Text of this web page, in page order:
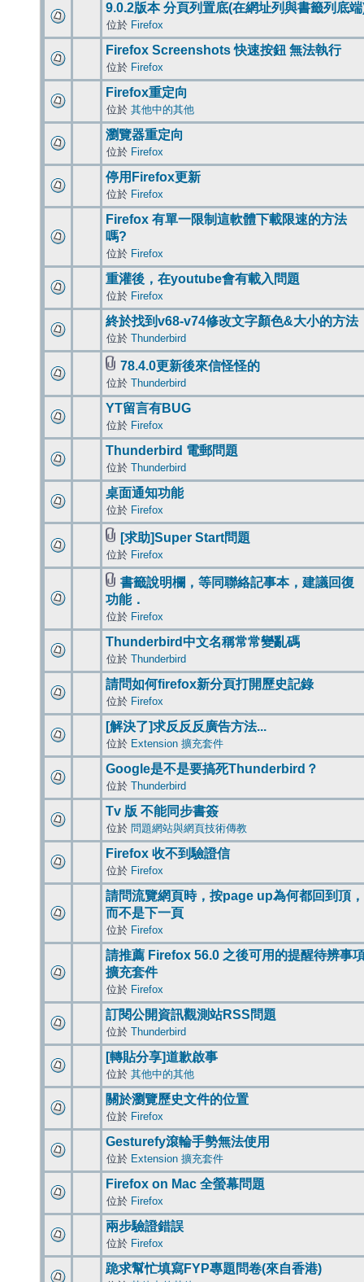
9.0.2版本 分頁列置底(在網址列與書籤列底
位於 Firefox
Firefox Screenshots 快速按鈕 無法執行
位於 Firefox
Firefox重定向
位於 其他中的其他
瀏覽器重定向
位於 Firefox
停用Firefox更新
位於 Firefox
Firefox 有單一限制這軟體下載限速的方法
嗎?
位於 Firefox
重灌後，在youtube會有載入問題
位於 Firefox
終於找到v68-v74修改文字顏色&大小的方法
位於 Thunderbird
78.4.0更新後來信怪怪的
位於 Thunderbird
YT留言有BUG
位於 Firefox
Thunderbird 電郵問題
位於 Thunderbird
桌面通知功能
位於 Firefox
[求助]Super Start問題
位於 Firefox
書籤說明欄，等同聯絡記事本，建議回復
功能．
位於 Firefox
Thunderbird中文名稱常常變亂碼
位於 Thunderbird
請問如何firefox新分頁打開歷史記錄
位於 Firefox
[解決了]求反反反廣告方法...
位於 Extension 擴充套件
Google是不是要搞死Thunderbird？
位於 Thunderbird
Tv 版 不能同步書簽
位於 問題網站與網頁技術傳教
Firefox 收不到驗證信
位於 Firefox
請問流覽網頁時，按page up為何都回到頂，
而不是下一頁
位於 Firefox
請推薦 Firefox 56.0 之後可用的提醒待辨事
擴充套件
位於 Firefox
訂閱公開資訊觀測站RSS問題
位於 Thunderbird
[轉貼分享]道歉啟事
位於 其他中的其他
關於瀏覽歷史文件的位置
位於 Firefox
Gesturefy滾輪手勢無法使用
位於 Extension 擴充套件
Firefox on Mac 全螢幕問題
位於 Firefox
兩步驗證錯誤
位於 Firefox
跪求幫忙填寫FYP專題問卷(來自香港)